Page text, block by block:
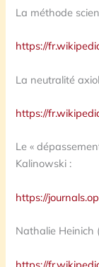
La méthode
https://
La neutralité
https://
Le «
Kalinowski :
https://
Nathalie Heinich
https://